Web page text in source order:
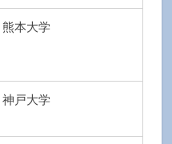
熊本大学
神戸大学